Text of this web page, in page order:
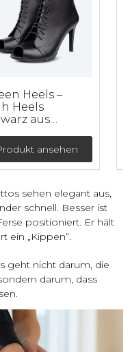
Heels –
Heels
aus
(9 cm)
ansehen
sehen elegant aus,
schnell. Besser ist
positioniert. Er hält
ein „Kippen“.
geht nicht darum, die
darum, dass